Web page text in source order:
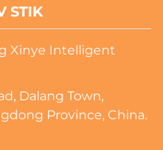
STIK
Xinye Intelligent
Dalang Town,
Province, China.